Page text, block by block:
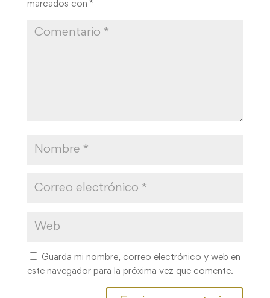
este navegador para la próxima vez que comente.